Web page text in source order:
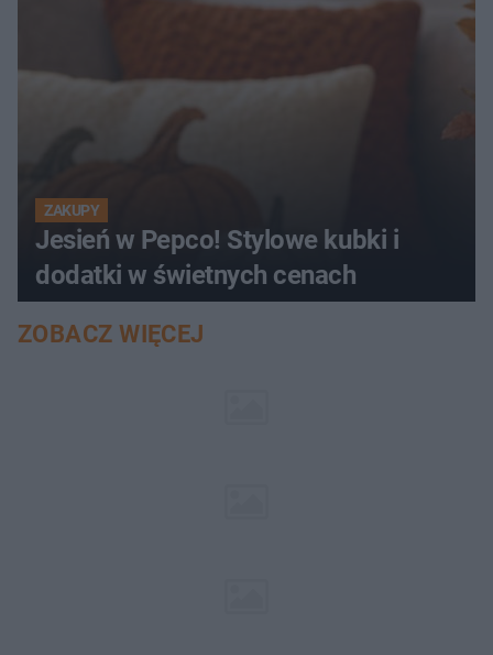
ZAKUPY
Jesień w Pepco! Stylowe kubki i
dodatki w świetnych cenach
ZOBACZ WIĘCEJ